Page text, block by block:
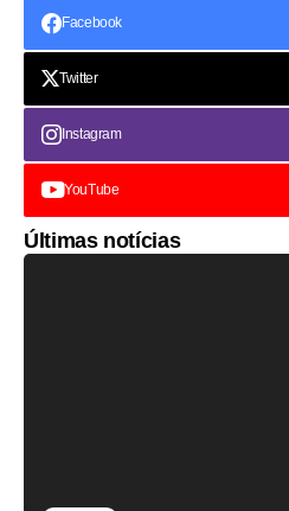
Facebook
Twitter
Instagram
YouTube
Últimas notícias